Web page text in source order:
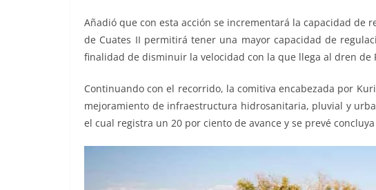
Añadió que con esta acción se incrementará la capacidad de
de Cuates II permitirá tener una mayor capacidad de
finalidad de disminuir la velocidad con la que llega al dren de
Continuando con el recorrido, la comitiva encabezada por
mejoramiento de infraestructura hidrosanitaria, pluvial y
el cual registra un 20 por ciento de avance y se prevé